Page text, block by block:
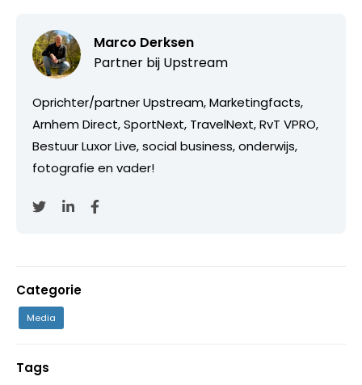
Marco Derksen
Partner bij Upstream
Oprichter/partner Upstream, Marketingfacts,
Arnhem Direct, SportNext, TravelNext, RvT VPRO,
Bestuur Luxor Live, social business, onderwijs,
fotografie en vader!
Categorie
Media
Tags